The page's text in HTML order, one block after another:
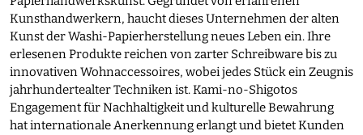
Kunsthandwerkern, haucht dieses Unternehmen der alten
Kunst der Washi-Papierherstellung neues Leben ein. Ihre
erlesenen Produkte reichen von zarter Schreibware bis zu
innovativen Wohnaccessoires, wobei jedes Stück ein Zeugnis
jahrhundertealter Techniken ist. Kami-no-Shigotos
Engagement für Nachhaltigkeit und kulturelle Bewahrung
hat internationale Anerkennung erlangt und bietet Kunden